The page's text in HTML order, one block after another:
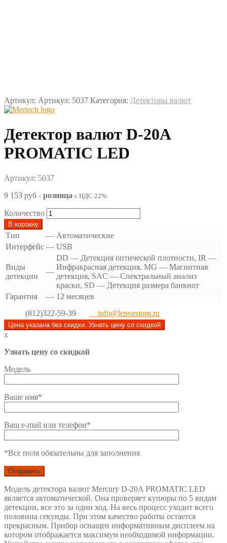
Артикул: Артикул: 5037 Категория: Детекторы валют
Детектор валют D-20A
PROMATIC LED
Артикул: 5037
9 153 руб - розница с НДС 22%
Количество
В корзину
Тип — Автоматические
Интерфейс — USB
Виды
детекции
—
DD — Детекция оптической плотности, IR —
Инфракрасная детекция, MG — Магнитная
детекция, SAC — Спектральный анализ
краски, SD — Детекция размера банкнот
Гарантия
— 12 месяцев
(812)322-59-39
info@lenvestorg.ru
Цена указана без скидки. Узнать цену со скидкой
x
Узнать цену со скидкой
Модель
Ваше имя*
Ваш e-mail или телефон*
*Все поля обязательны для заполнения
Модель детектора валют Mercury D-20A PROMATIC LED
является автоматической. Она проверяет купюры по 5 видам
детекции, все это за один ход. На весь процесс уходит всего
половина секунды. При этом качество работы остается
прекрасным. Прибор оснащен информативным дисплеем на
котором отображается максимум необходимой информации.